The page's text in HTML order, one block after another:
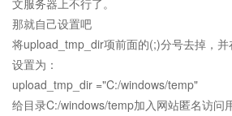
文服务器上不行了。
那就自己设置吧
将upload_tmp_dir项前面的(;)分号去掉，
设置为：
upload_tmp_dir ="C:/windows/temp"
给目录C:/windows/temp加入网站匿名访问